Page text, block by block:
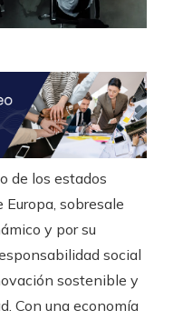
de los estados
sobresale
y por su
social
sostenible y
Con una economía